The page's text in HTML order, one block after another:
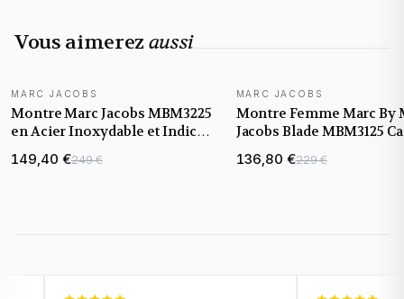
Vous aimerez aussi
MARC JACOBS
Montre Marc Jacobs MBM3225
en Acier Inoxydable et Indices
Dorés 28mm
149,40 €249 €
MARC JACOBS
Montre Femme Marc By
Jacobs Blade MBM3125
argenté et épuré
136,80 €229 €